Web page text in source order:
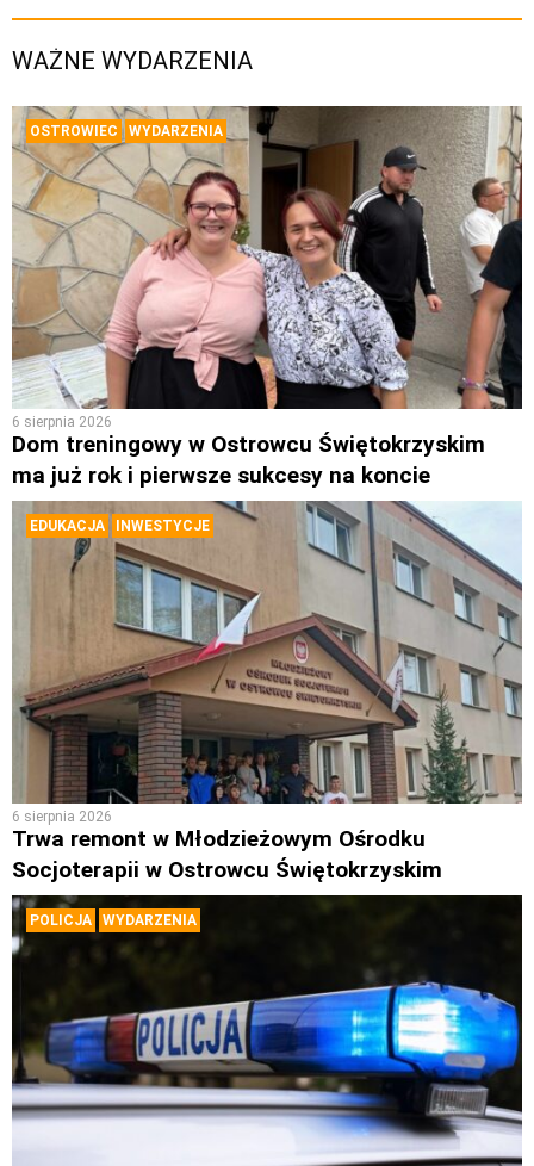
WAŻNE WYDARZENIA
OSTROWIEC WYDARZENIA
6 sierpnia 2026
Dom treningowy w Ostrowcu Świętokrzyskim
ma już rok i pierwsze sukcesy na koncie
EDUKACJA INWESTYCJE
6 sierpnia 2026
Trwa remont w Młodzieżowym Ośrodku
Socjoterapii w Ostrowcu Świętokrzyskim
POLICJA WYDARZENIA